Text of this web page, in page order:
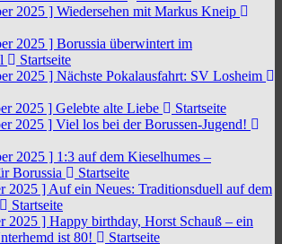
2025 ] Wiedersehen mit Markus Kneip
2025 ] Borussia überwintert im
Startseite
2025 ] Nächste Pokalausfahrt: SV Losheim
2025 ] Gelebte alte Liebe
Startseite
2025 ] Viel los bei der Borussen-Jugend!
2025 ] 1:3 auf dem Kieselhumes –
Borussia
Startseite
2025 ] Auf ein Neues: Traditionsduell auf dem
Startseite
2025 ] Happy birthday, Horst Schauß – ein
ist 80!
Startseite